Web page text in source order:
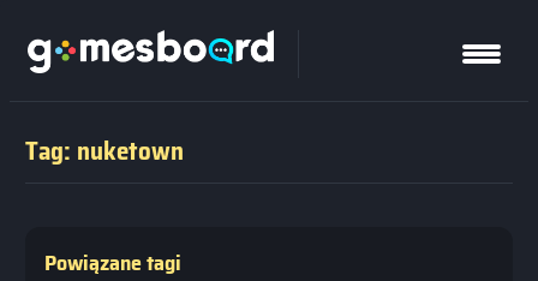
Tag: nuketown
Powiązane tagi